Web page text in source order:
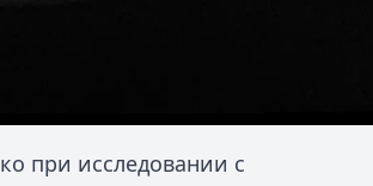
при исследовании с